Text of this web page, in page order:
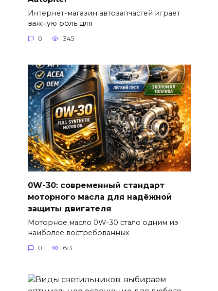
Интернет-магазин автозапчастей играет
важную роль для
0 345
0W-30: современный стандарт
моторного масла для надёжной
защиты двигателя
Моторное масло 0W-30 стало одним из
наиболее востребованных
0 613